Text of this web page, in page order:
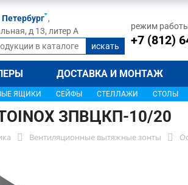
,
д 13, литер А
режим
+7 (812)
ДОСТАВКА И МОНТАЖ
ЯЩИКИ СЕЙФЫ СТЕЛЛАЖИ СТОЛЫ
ЗПВЦКП-10/20
Вентиляционные вытяжные зонты